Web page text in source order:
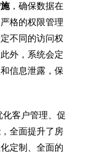
，确保数据在
格的权限管理
不同的访问权
外，系统会定
信息泄露，保
客户管理、促
全面提升了房
定制、全面的